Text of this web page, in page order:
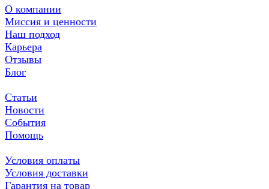
О компании
Миссия и ценности
Наш подход
Карьера
Отзывы
Блог
Статьи
Новости
События
Помощь
Условия оплаты
Условия доставки
Гарантия на товар